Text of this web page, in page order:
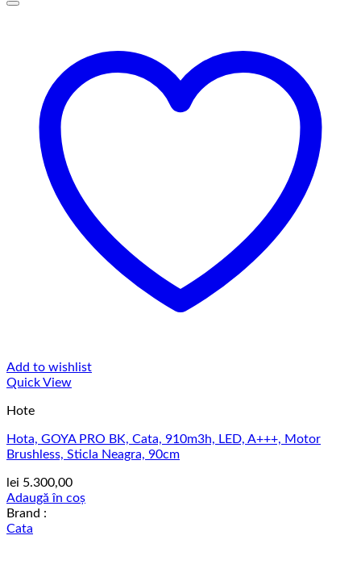
Add to wishlist
Quick View
Hote
Hota, GOYA PRO BK, Cata, 910m3h, LED, A+++, Motor
Brushless, Sticla Neagra, 90cm
lei 5.300,00
Adaugă în coș
Brand :
Cata